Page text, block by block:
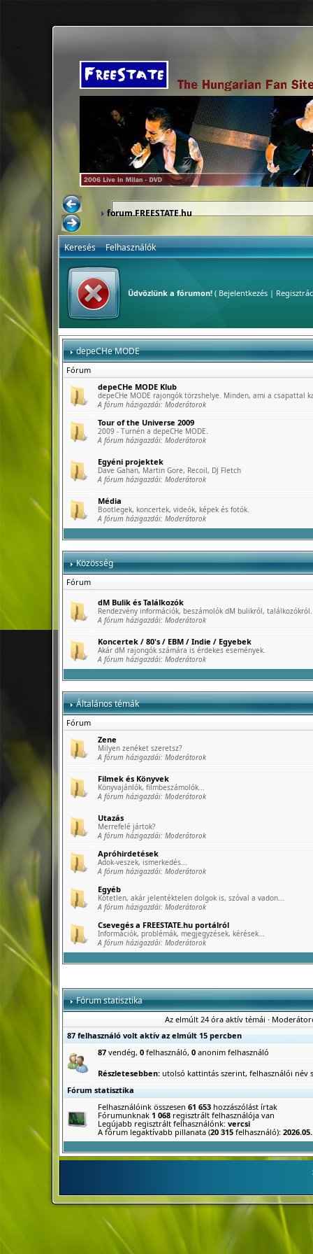
forum.FREESTATE.hu
Keresés Felhasználók
Üdvözlünk a fórumon!( Bejelentkezés|
depeCHe MODE
Fórum
depeCHe MODE Klub
depeCHe MODE rajongók törzshelye. Minden, ami a csapattal
A fórum házigazdái: Moderátorok
Tour of the Universe 2009
2009 - Turnén a depeCHe MODE.
A fórum házigazdái: Moderátorok
Egyéni projektek
Dave Gahan, Martin Gore, Recoil, DJ Fletch
A fórum házigazdái: Moderátorok
Média
Bootlegek, koncertek, videók, képek és fotók.
A fórum házigazdái: Moderátorok
Közösség
Fórum
dM Bulik és Találkozók
Rendezvény információk, beszámolók dM bulikról, találkozókról.
A fórum házigazdái: Moderátorok
Koncertek / 80's / EBM / Indie / Egyebek
Akár dM rajongók számára is érdekes események.
A fórum házigazdái: Moderátorok
Általános témák
Fórum
Zene
Milyen zenéket szeretsz?
A fórum házigazdái: Moderátorok
Filmek és Könyvek
Könyvajánlók, filmbeszámolók...
A fórum házigazdái: Moderátorok
Utazás
Merrefelé jártok?
A fórum házigazdái: Moderátorok
Apróhirdetések
Adok-veszek, ismerkedés...
A fórum házigazdái: Moderátorok
Egyéb
Kötetlen, akár jelentéktelen dolgok is, szóval a vadon...
A fórum házigazdái: Moderátorok
Csevegés a FREESTATE.hu portálról
Információk, problémák, megjegyzések, kérések...
A fórum házigazdái: Moderátorok
Fórum statisztika
Az elmúlt 24 óra aktív témái ·
87 felhasználó volt aktív az elmúlt 15 percben
87vendég, 0felhasználó, 0anonim felhasználó
Részletesebben: utolsó kattintás szerint, felhasználói név
Fórum statisztika
Felhasználóink összesen 61 653hozzászólást írtak
Fórumunknak 1 068regisztrált felhasználója van
Legújabb regisztrált felhasználónk: vercsi
A fórum legaktívabb pillanata (20 315felhasználó):